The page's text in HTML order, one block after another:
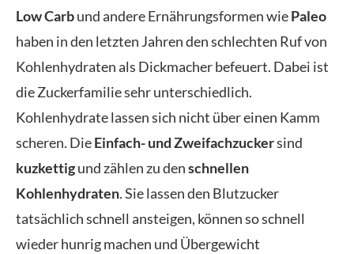
Low Carbund andere Ernährungsformen wiePaleo
haben in den letzten Jahren den schlechten Ruf von
Kohlenhydraten als Dickmacher befeuert. Dabei ist
die Zuckerfamilie sehr unterschiedlich.
Kohlenhydrate lassen sich nicht über einen Kamm
scheren. DieEinfach- und Zweifachzuckersind
kuzkettigund zählen zu denschnellen
Kohlenhydraten. Sie lassen den Blutzucker
tatsächlich schnell ansteigen, können so schnell
wieder hunrig machen und Übergewicht